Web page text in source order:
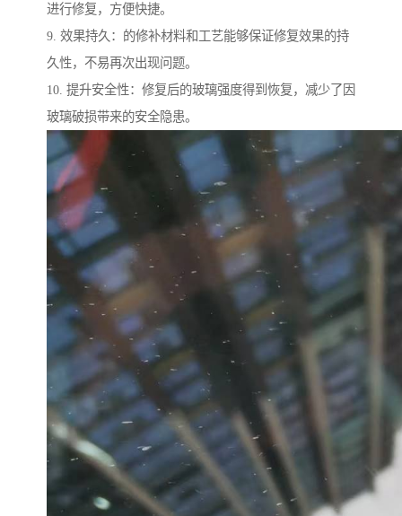
进行修复，方便快捷。
9. 效果持久：的修补材料和工艺能够保证修复效果的持
久性，不易再次出现问题。
10. 提升安全性：修复后的玻璃强度得到恢复，减少了因
玻璃破损带来的安全隐患。